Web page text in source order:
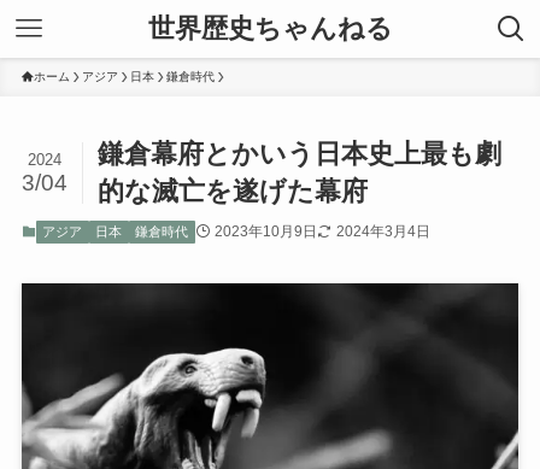
世界歴史ちゃんねる
ホーム アジア 日本 鎌倉時代
鎌倉幕府とかいう日本史上最も劇
的な滅亡を遂げた幕府
2024
3/04
アジア 日本 鎌倉時代 2023年10月9日 2024年3月4日